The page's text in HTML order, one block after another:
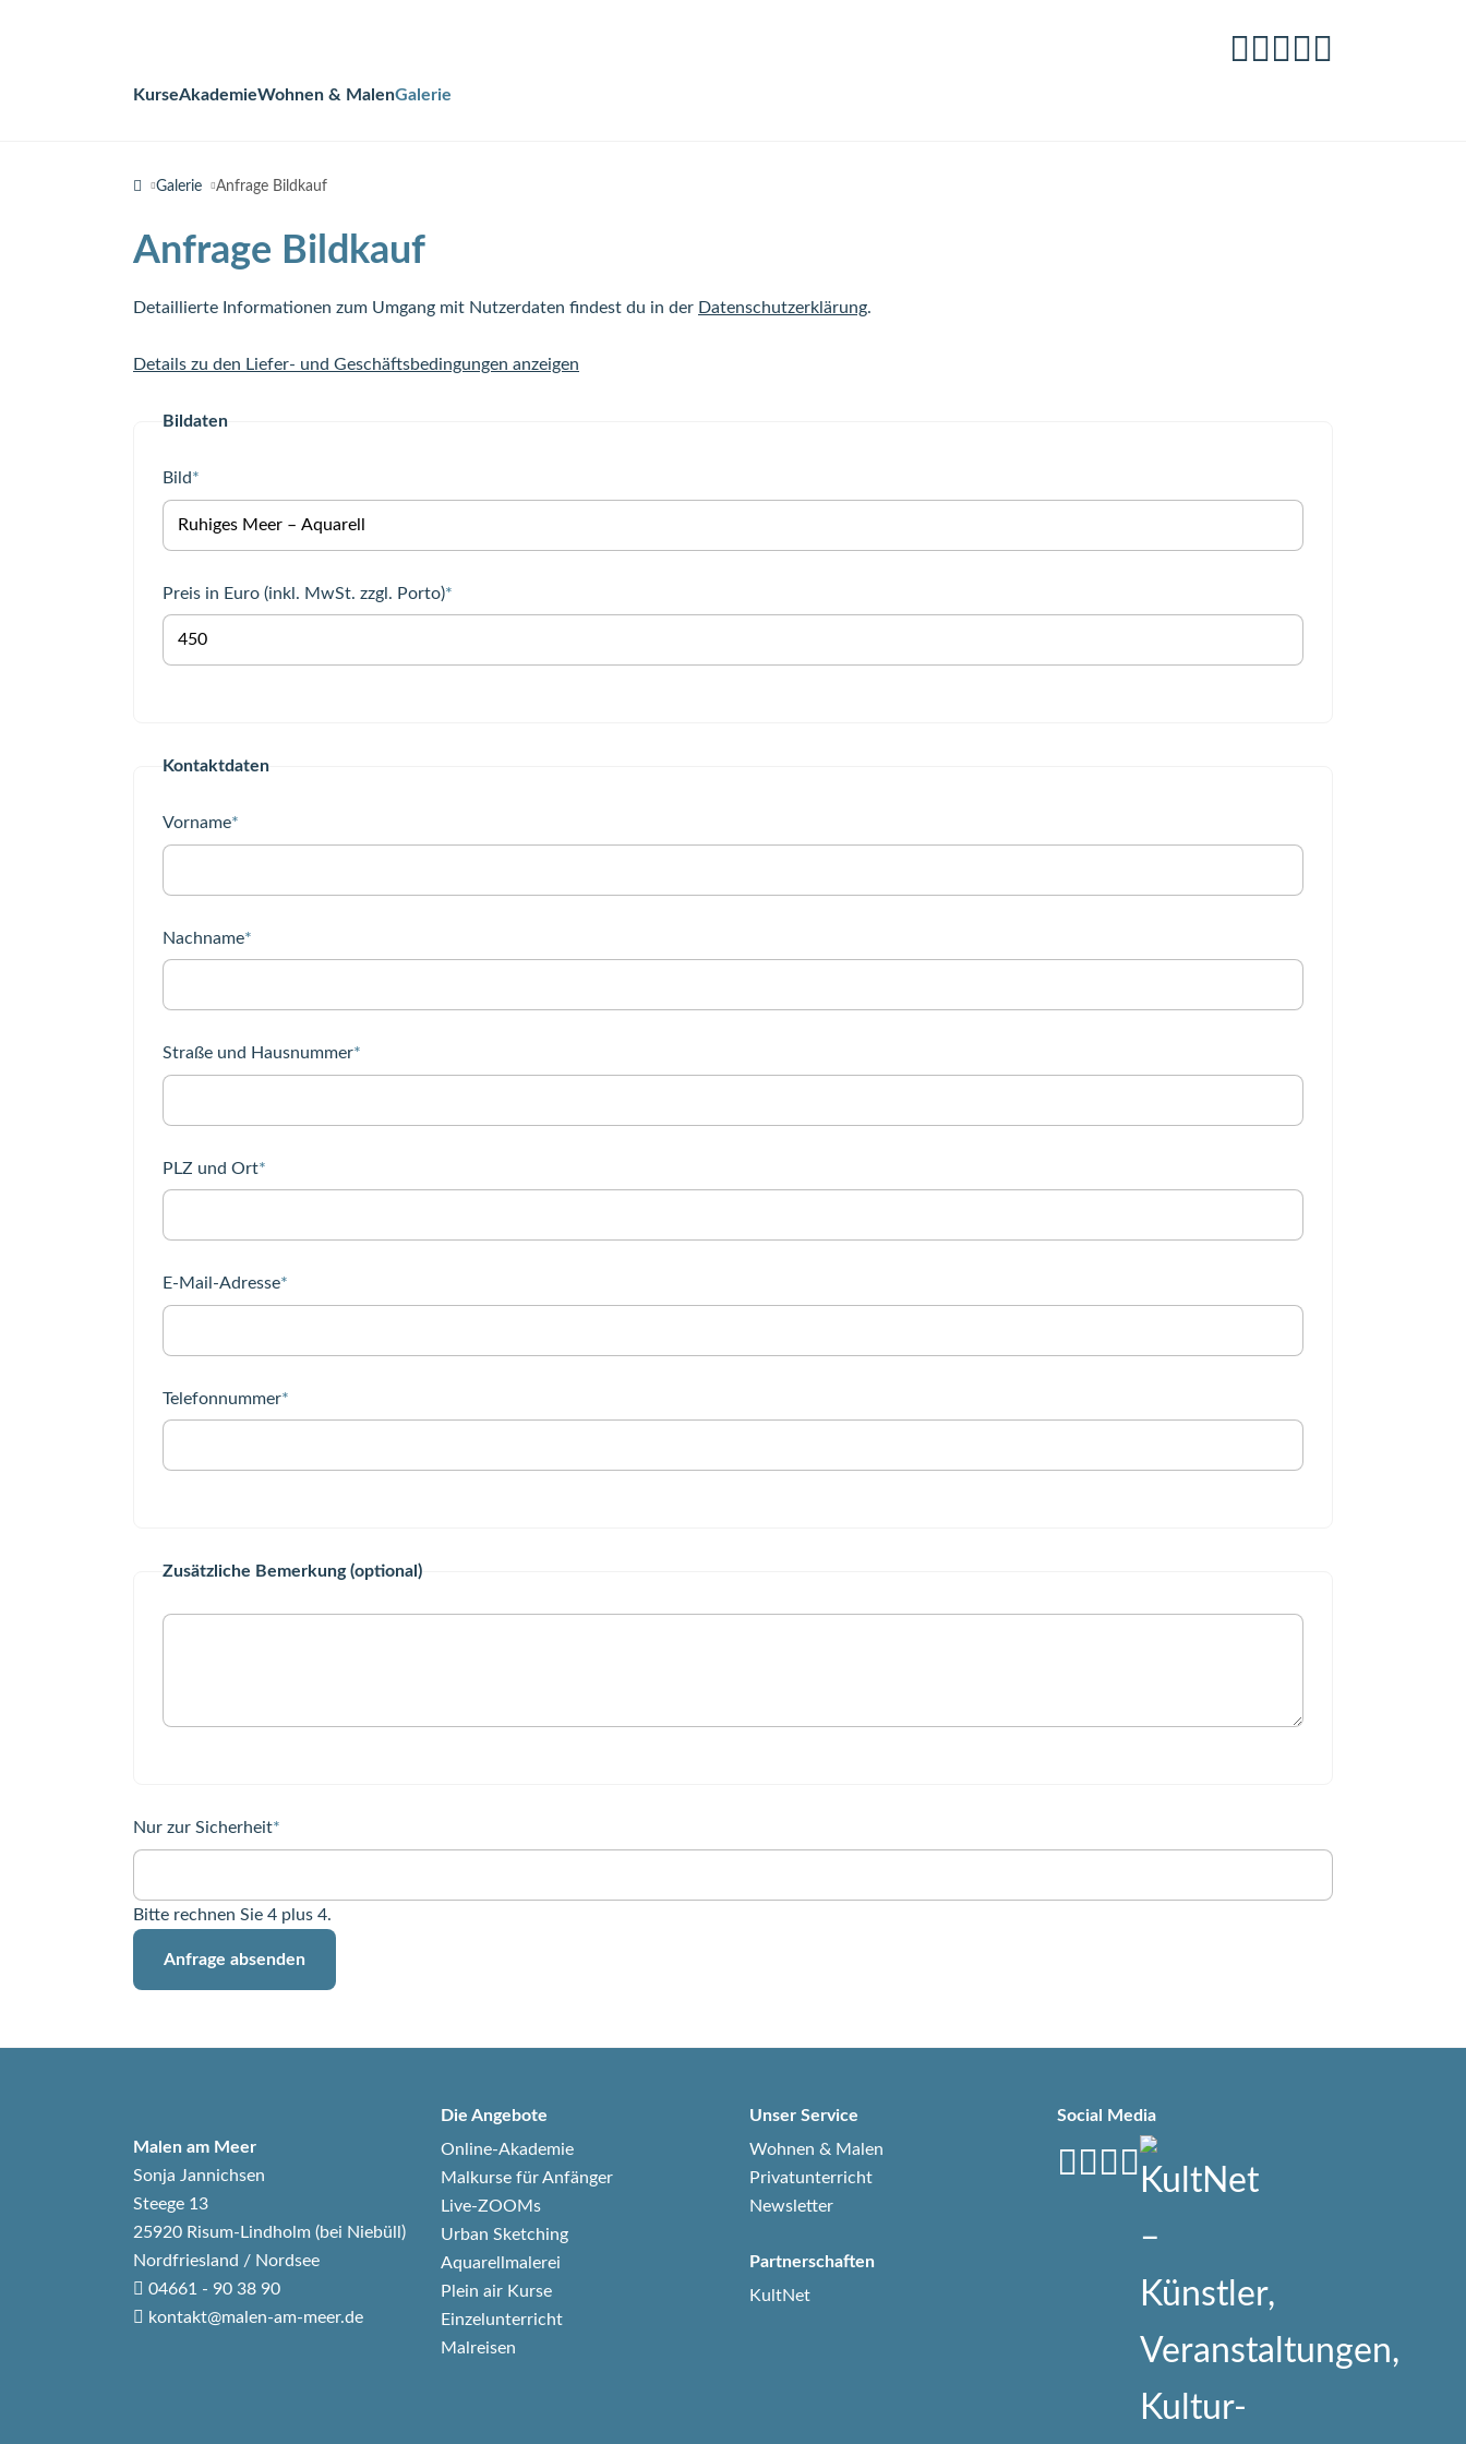
Navigation
KurseAkademieWohnen & MalenGalerie
Galerie Anfrage Bildkauf
Anfrage Bildkauf
Detaillierte Informationen zum Umgang mit Nutzerdaten findest du in der Datenschutzerklärung.
Details zu den Liefer- und Geschäftsbedingungen anzeigen
Bildaten
Pflichtfeld
Bild*
Pflichtfeld
Preis in Euro (inkl. MwSt. zzgl. Porto)*
Kontaktdaten
Pflichtfeld
Vorname*
Pflichtfeld
Nachname*
Pflichtfeld
Straße und Hausnummer*
Pflichtfeld
PLZ und Ort*
Pflichtfeld
E-Mail-Adresse*
Pflichtfeld
Telefonnummer*
Zusätzliche Bemerkung (optional)
Pflichtfeld
Nur zur Sicherheit*
Bitte rechnen Sie 4 plus 4.
Anfrage absenden
Malen am Meer
Sonja Jannichsen
Steege 13
25920 Risum-Lindholm (bei Niebüll)
Nordfriesland / Nordsee
04661 - 90 38 90
kontakt@malen-am-meer.de
Die Angebote
Online-Akademie
Malkurse für Anfänger
Live-ZOOMs
Urban Sketching
Aquarellmalerei
Plein air Kurse
Einzelunterricht
Malreisen
Unser Service
Wohnen & Malen
Privatunterricht
Newsletter
Partnerschaften
KultNet
Social Media